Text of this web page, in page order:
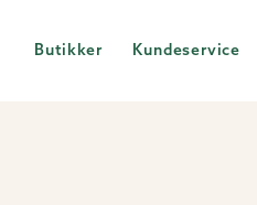
Butikker Kundeservice